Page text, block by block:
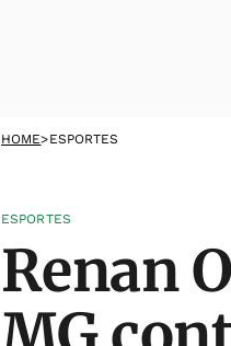
HOME>ESPORTES
ESPORTES
Renan